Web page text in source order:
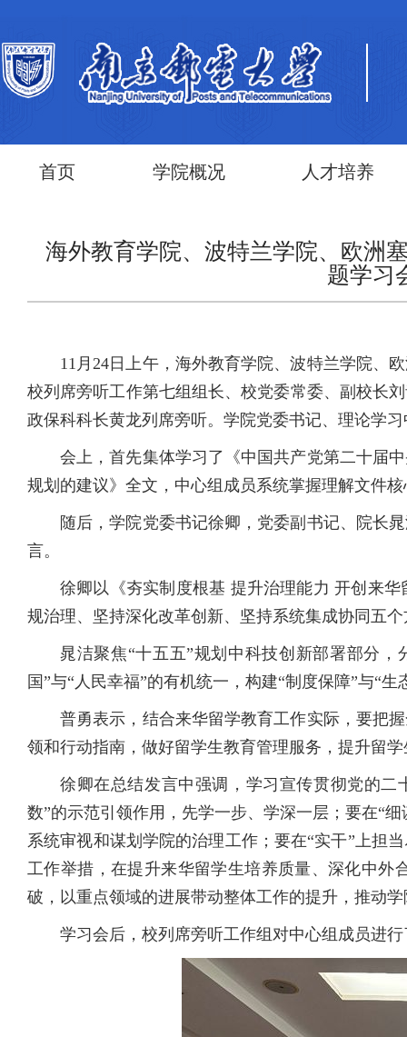
首页 学院概况 人才培养
海外教育学院、波特兰学院、欧洲
题学习
11月24日上午，海外教育学院、波特兰学院、
校列席旁听工作第七组组长、校党委常委、副校长
政保科科长黄龙列席旁听。学院党委书记、理论学
会上，首先集体学习了《中国共产党第二十届
规划的建议》全文，中心组成员系统掌握理解文件
随后，学院党委书记徐卿，党委副书记、院长
言。
徐卿以《夯实制度根基 提升治理能力 开创来
规治理、坚持深化改革创新、坚持系统集成协同五
晁洁聚焦“十五五”规划中科技创新部署部分
国”与“人民幸福”的有机统一，构建“制度保障”与“
普勇表示，结合来华留学教育工作实际，要把
领和行动指南，做好留学生教育管理服务，提升留
徐卿在总结发言中强调，学习宣传贯彻党的
数”的示范引领作用，先学一步、学深一层；要在“
系统审视和谋划学院的治理工作；要在“实干”上担
工作举措，在提升来华留学生培养质量、深化中外
破，以重点领域的进展带动整体工作的提升，推动
学习会后，校列席旁听工作组对中心组成员进